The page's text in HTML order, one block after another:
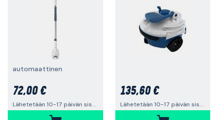
automaattinen
72,00 €
Lähetetään 10-17 päivän sisällä
135,60 €
Lähetetään 10-17 päivän sisällä